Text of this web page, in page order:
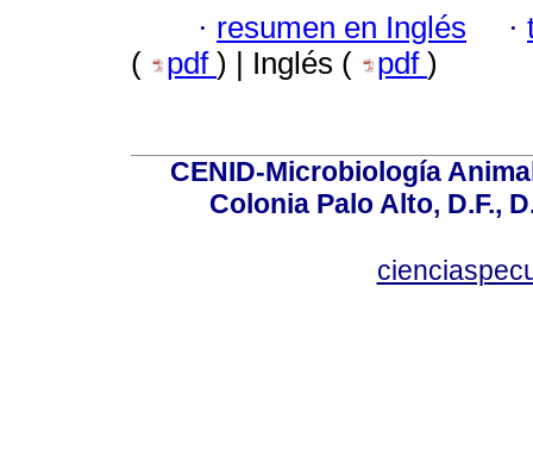
· resumen en Inglés ·
(
pdf ) | Inglés ( pdf )
CENID-Microbiología
Colonia Palo Alto, D.F.,